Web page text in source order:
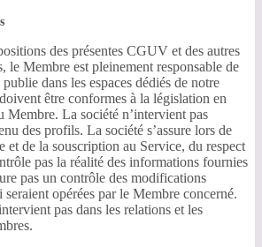
des présentes CGUV et des autres
le Membre est pleinement responsable de
dans les espaces dédiés de notre
être conformes à la législation en
Membre. La société n’intervient pas
des profils. La société s’assure lors de
de la souscription au Service, du respect
pas la réalité des informations fournies
pas un contrôle des modifications
opérées par le Membre concerné.
pas dans les relations et les